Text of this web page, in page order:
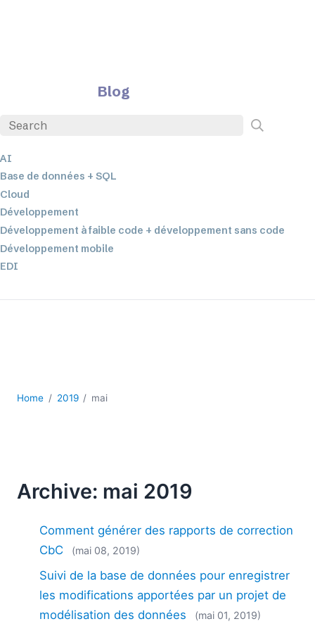
Blog
AI
Base de données + SQL
Cloud
Développement
Développement à faible code + développement sans code
Développement mobile
EDI
Intégration des données
XBRL
2026
2024
2023
2022
2020
2019
Home 2019 mai
Archive: mai 2019
Comment générer des rapports de correction
CbC
(mai 08, 2019)
Suivi de la base de données pour enregistrer
les modifications apportées par un projet de
modélisation des données
(mai 01, 2019)